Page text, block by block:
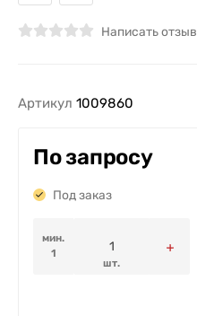
Написать отзыв
Артикул 1009860
По запросу
Под заказ
мин.
1
шт.